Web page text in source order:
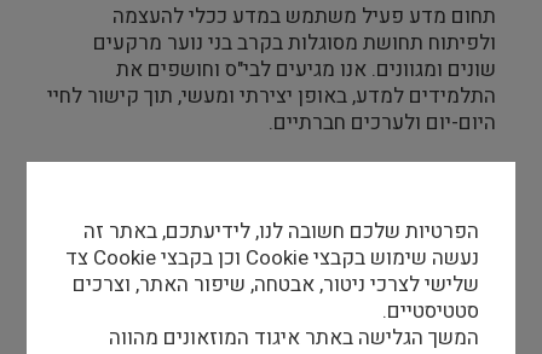
תחום מדע פעיל משתמש במדע ככלי להעצמה
ולפיתוח תחושת מסוגלות בקרב בני נוער מרקעים
שונים ומגוונים. אנו מגיעים לבי"ס וחושפים את
התלמידים למדע, באופן יצירתי ומעשי, תוך קישור לחיי
היום-יום ולערכים חברתיים.
מה אנחנו מחפשים:
מדריכים ומדריכות המעוניינים להעביר תכנים מונגשים
מעולם המדע למנעד רחב של תלמידים ותלמידות מגיל
יסודי ועד תיכון.
הפרטיות שלכם חשובה לנו, לידיעתכם, באתר זה
נעשה שימוש בקבצי Cookie וכן בקבצי Cookie צד
שלישי לצרכי ניטור, אבטחה, שיפור האתר, וצרכים
סטטיסטיים.
המשך הגלישה באתר איגוד המוזאונים מהווה